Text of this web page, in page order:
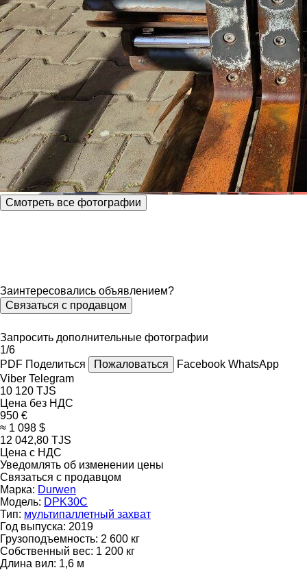
Смотреть все фотографии
Заинтересовались объявлением?
Связаться с продавцом
Запросить дополнительные фотографии
1/6
PDF Поделиться Пожаловаться Facebook WhatsApp
Viber Telegram
10 120 TJS
Цена без НДС
950 €
≈ 1 098 $
12 042,80 TJS
Цена с НДС
Уведомлять об изменении цены
Связаться с продавцом
Марка: Durwen
Модель: DPK30C
Тип: мультипаллетный захват
Год выпуска: 2019
Грузоподъемность: 2 600 кг
Собственный вес: 1 200 кг
Длина вил: 1,6 м